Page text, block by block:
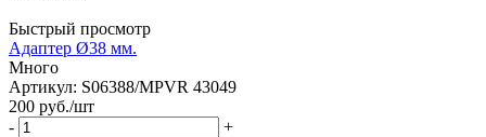
Быстрый просмотр
Адаптер Ø38 мм.
Много
Артикул: S06388/MPVR 43049
200 руб./шт
-
+